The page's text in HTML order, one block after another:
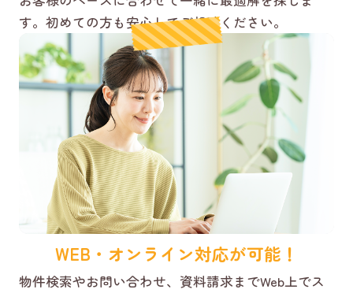
す。初めての方も安心してご相談ください。
WEB・オンライン対応が可能！
物件検索やお問い合わせ、資料請求までWeb上でス